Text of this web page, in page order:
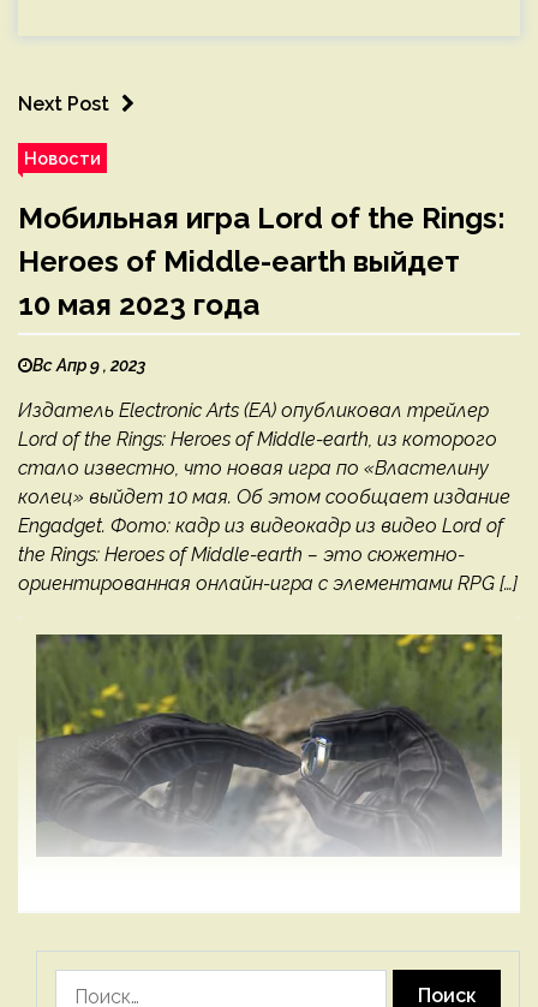
Next Post
Новости
Мобильная игра Lord of the Rings:
Heroes of Middle-earth выйдет
10 мая 2023 года
Вс Апр 9 , 2023
Издатель Electronic Arts (EA) опубликовал трейлер
Lord of the Rings: Heroes of Middle-earth, из которого
стало известно, что новая игра по «Властелину
колец» выйдет 10 мая. Об этом сообщает издание
Engadget. Фото: кадр из видеокадр из видео Lord of
the Rings: Heroes of Middle-earth – это сюжетно-
ориентированная онлайн-игра с элементами RPG […]